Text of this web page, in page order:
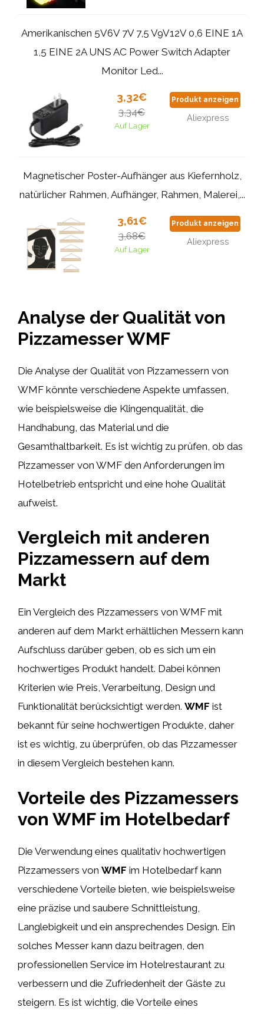
Amerikanischen 5V6V 7V 7,5 V9V12V 0,6 EINE 1A
1,5 EINE 2A UNS AC Power Switch Adapter
Monitor Led...
3,32€
3,34€
Auf Lager
Produkt anzeigen
Aliexpress
Magnetischer Poster-Aufhänger aus Kiefernholz,
natürlicher Rahmen, Aufhänger, Rahmen, Malerei,...
3,61€
3,68€
Auf Lager
Produkt anzeigen
Aliexpress
Analyse der Qualität von
Pizzamesser WMF
Die Analyse der Qualität von Pizzamessern von
WMF könnte verschiedene Aspekte umfassen,
wie beispielsweise die Klingenqualität, die
Handhabung, das Material und die
Gesamthaltbarkeit. Es ist wichtig zu prüfen, ob das
Pizzamesser von WMF den Anforderungen im
Hotelbetrieb entspricht und eine hohe Qualität
aufweist.
Vergleich mit anderen
Pizzamessern auf dem
Markt
Ein Vergleich des Pizzamessers von WMF mit
anderen auf dem Markt erhältlichen Messern kann
Aufschluss darüber geben, ob es sich um ein
hochwertiges Produkt handelt. Dabei können
Kriterien wie Preis, Verarbeitung, Design und
Funktionalität berücksichtigt werden. WMF ist
bekannt für seine hochwertigen Produkte, daher
ist es wichtig, zu überprüfen, ob das Pizzamesser
in diesem Vergleich bestehen kann.
Vorteile des Pizzamessers
von WMF im Hotelbedarf
Die Verwendung eines qualitativ hochwertigen
Pizzamessers von WMF im Hotelbedarf kann
verschiedene Vorteile bieten, wie beispielsweise
eine präzise und saubere Schnittleistung,
Langlebigkeit und ein ansprechendes Design. Ein
solches Messer kann dazu beitragen, den
professionellen Service im Hotelrestaurant zu
verbessern und die Zufriedenheit der Gäste zu
steigern. Es ist wichtig, die Vorteile eines